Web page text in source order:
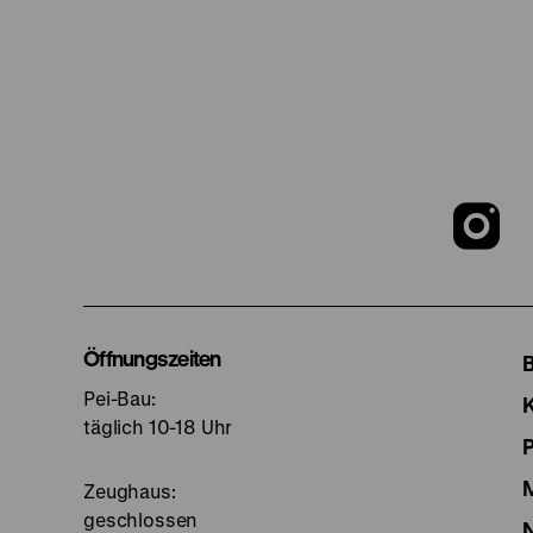
Zu
Öffnungszeiten
Pei-Bau:
täglich 10-18 Uhr
Zeughaus:
geschlossen